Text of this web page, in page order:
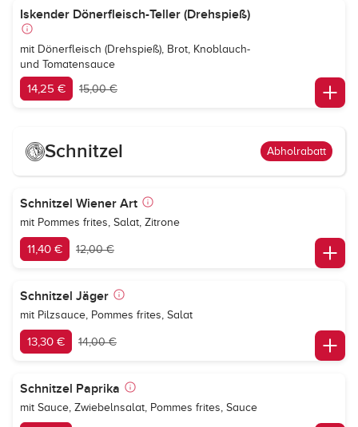
Iskender Dönerfleisch-Teller (Drehspieß)
mit Dönerfleisch (Drehspieß), Brot, Knoblauch-
und Tomatensauce
14,25 € 15,00 €
Schnitzel Abholrabatt
Schnitzel Wiener Art
mit Pommes frites, Salat, Zitrone
11,40 € 12,00 €
Schnitzel Jäger
mit Pilzsauce, Pommes frites, Salat
13,30 € 14,00 €
Schnitzel Paprika
mit Sauce, Zwiebelnsalat, Pommes frites, Sauce